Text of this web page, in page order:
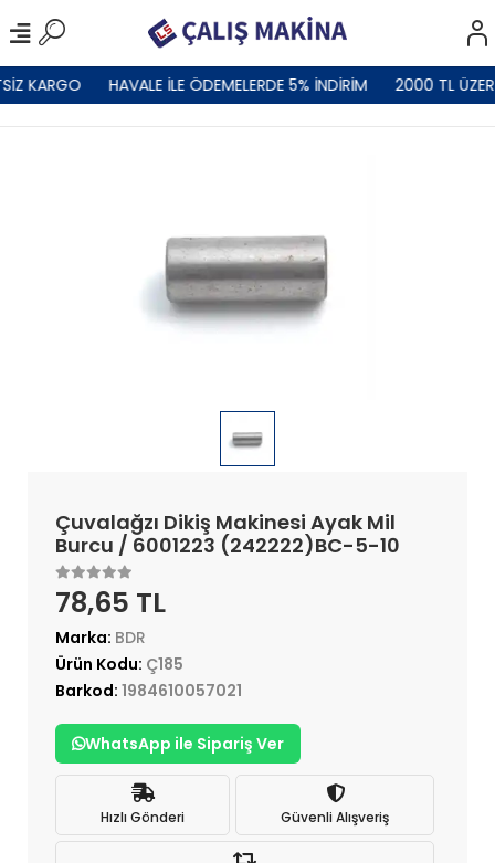
KARGO HAVALE İLE ÖDEMELERDE 5% İNDİRİM 2000 TL
Çuvalağzı Dikiş Makinesi Ayak Mil
Burcu / 6001223 (242222)BC-5-10
78,65 TL
Marka: BDR
Ürün Kodu: Ç185
Barkod: 1984610057021
WhatsApp ile Sipariş Ver
Hızlı Gönderi Güvenli Alışveriş